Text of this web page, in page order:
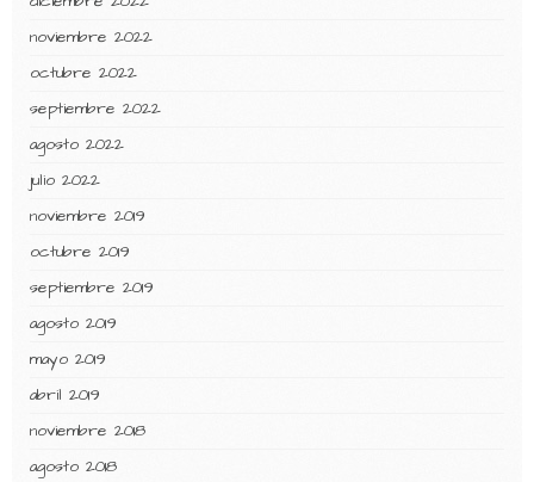
noviembre 2022
octubre 2022
septiembre 2022
agosto 2022
julio 2022
noviembre 2019
octubre 2019
septiembre 2019
agosto 2019
mayo 2019
abril 2019
noviembre 2018
agosto 2018